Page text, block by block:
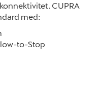
CUPRA
med:
to-Stop